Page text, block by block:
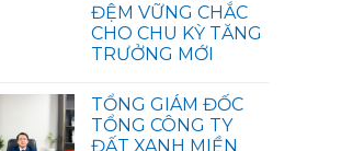
ĐỆM VỮNG CHẮC
CHO CHU KỲ TĂNG
TRƯỞNG MỚI
TỔNG GIÁM ĐỐC
TỔNG CÔNG TY
ĐẤT XANH MIỀN